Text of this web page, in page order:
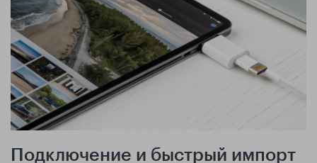
Подключение и быстрый импорт